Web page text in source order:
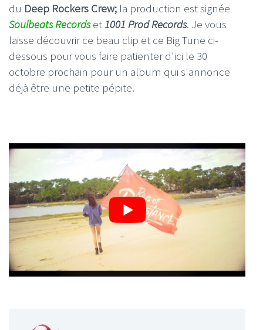
du Deep Rockers Crew; la production est signée
Soulbeats Recordset1001 Prod Records. Je vous
laisse découvrir ce beau clip et ce Big Tune ci-
dessous pour vous faire patienter d'ici le 30
octobre prochain pour un album qui s'annonce
déjà être une petite pépite.